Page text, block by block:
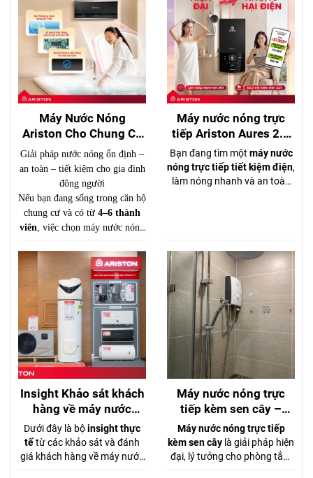
Máy Nước Nóng
Ariston Cho Chung Cư
4–6 Người – Nên Chọn
Loại Nào?
Giải pháp nước nóng ổn định –
an toàn – tiết kiệm cho gia đình
đông người
Nếu bạn đang sống trong căn hộ
chung cư và có từ 4–6 thành
viên , việc chọn máy nước nóng
Một chiếc máy công suất nhỏ sẽ
gây thiếu nước nóng, trong khi
chọn sai loại có thể tốn điện và
nguy hiểm.
Máy nước nóng trực
tiếp Ariston Aures 2.0
– Hiện đại, tiết kiệm
điện, đáng mua nhất
2026
Bạn đang tìm một máy nước
nóng trực tiếp tiết kiệm điện,
làm nóng nhanh và an toàn
vớiAriston Aures 2.0– giải
pháp tối ưu giữahiệu suất
mạnh mẽvà
chi phí vận hành
thấp.
Insight Khảo sát khách
hàng về máy nước
nóng Ariston
Dưới đây là bộinsight thực
tếtừ các khảo sát và đánh
giá khách hàng về máy nước
Máy nước nóng trực
tiếp kèm sen cây –
Tắm thư giãn với
nguồn nước mạnh mẽ,
áp lực ổn định
Máy nước nóng trực tiếp
kèm sen cây là giải pháp hiện
đại, lý tưởng cho phòng tắm